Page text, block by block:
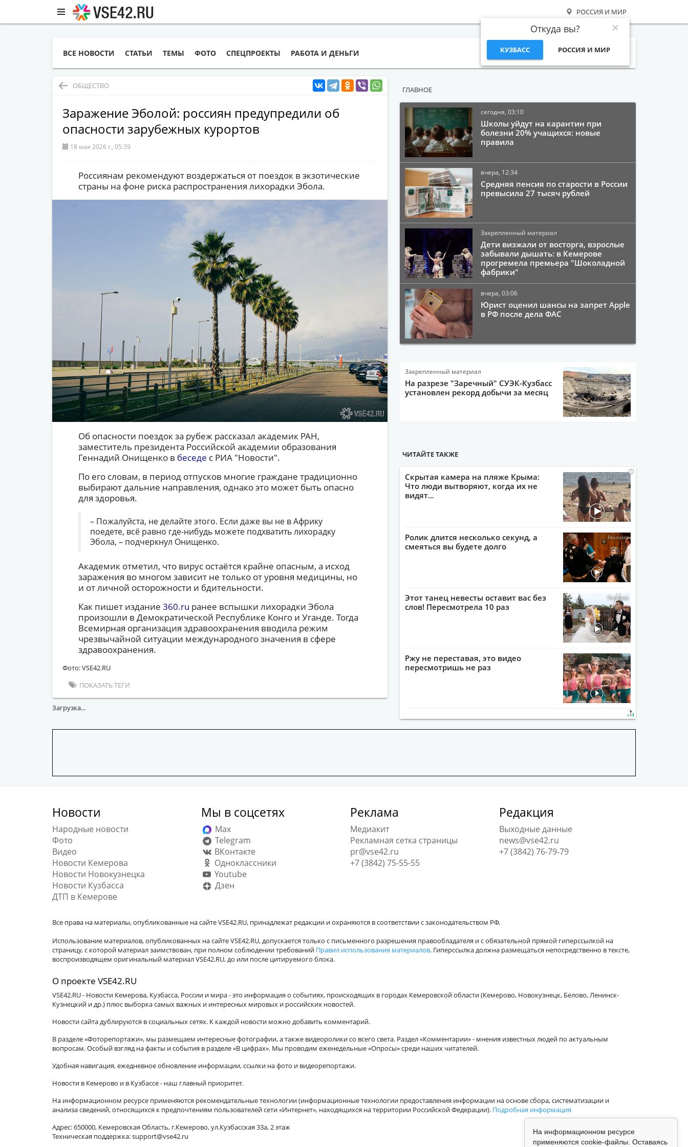
РОССИЯ И МИР
Откуда вы?
КУЗБАСС РОССИЯ И МИР
ВСЕ НОВОСТИ СТАТЬИ ТЕМЫ ФОТО СПЕЦПРОЕКТЫ РАБОТА И ДЕНЬГИ Поиск
ОБЩЕСТВО
Заражение Эболой: россиян предупредили об
опасности зарубежных курортов
18 мая 2026 г., 05:39
Россиянам рекомендуют воздержаться от поездок в экзотические
страны на фоне риска распространения лихорадки Эбола.
Об опасности поездок за рубеж рассказал академик РАН,
заместитель президента Российской академии образования
Геннадий Онищенко в беседе с РИА "Новости".
По его словам, в период отпусков многие граждане традиционно
выбирают дальние направления, однако это может быть опасно
для здоровья.
– Пожалуйста, не делайте этого. Если даже вы не в Африку
поедете, всё равно где-нибудь можете подхватить лихорадку
Эбола, – подчеркнул Онищенко.
Академик отметил, что вирус остаётся крайне опасным, а исход
заражения во многом зависит не только от уровня медицины, но
и от личной осторожности и бдительности.
Как пишет издание 360.ru ранее вспышки лихорадки Эбола
произошли в Демократической Республике Конго и Уганде. Тогда
Всемирная организация здравоохранения вводила режим
чрезвычайной ситуации международного значения в сфере
здравоохранения.
Фото: VSE42.RU
ПОКАЗАТЬ ТЕГИ
Загрузка...
ГЛАВНОЕ
сегодня, 03:10
Школы уйдут на карантин при
болезни 20% учащихся: новые
правила
вчера, 12:34
Средняя пенсия по старости в России
превысила 27 тысяч рублей
Закрепленный материал
Дети визжали от восторга, взрослые
забывали дышать: в Кемерове
прогремела премьера "Шоколадной
фабрики"
вчера, 03:06
Юрист оценил шансы на запрет Apple
в РФ после дела ФАС
Закрепленный материал
На разрезе "Заречный" СУЭК-Кузбасс
установлен рекорд добычи за месяц
ЧИТАЙТЕ ТАКЖЕ
i
Скрытая камера на пляже Крыма:
Что люди вытворяют, когда их не
видят...
i
Ролик длится несколько секунд, а
смеяться вы будете долго
i
Этот танец невесты оставит вас без
слов! Пересмотрела 10 раз
i
Ржу не переставая, это видео
пересмотришь не раз
Новости
Народные новости
Фото
Видео
Новости Кемерова
Новости Новокузнецка
Новости Кузбасса
ДТП в Кемерове
Мы в соцсетях
Max
Telegram
ВКонтакте
Одноклассники
Youtube
Дзен
Реклама
Медиакит
Рекламная сетка страницы
pr@vse42.ru
+7 (3842) 75-55-55
Редакция
Выходные данные
news@vse42.ru
+7 (3842) 76-79-79
Все права на материалы, опубликованные на сайте VSE42.RU, принадлежат редакции и охраняются в соответствии с законодательством РФ.
Использование материалов, опубликованных на сайте VSE42.RU, допускается только с письменного разрешения правообладателя и с обязательной прямой гиперссылкой на
страницу, с которой материал заимствован, при полном соблюдении требований Правил использования материалов. Гиперссылка должна размещаться непосредственно в тексте,
воспроизводящем оригинальный материал VSE42.RU, до или после цитируемого блока.
О проекте VSE42.RU
VSE42.RU - Новости Кемерова, Кузбасса, России и мира - это информация о событиях, происходящих в городах Кемеровской области (Кемерово, Новокузнецк, Белово, Ленинск-
Кузнецкий и др.) плюс выборка самых важных и интересных мировых и российских новостей.
Новости сайта дублируются в социальных сетях. К каждой новости можно добавить комментарий.
В разделе «Фоторепортажи», мы размещаем интересные фотографии, а также видеоролики со всего света. Раздел «Комментарии» - мнения известных людей по актуальным
вопросам. Особый взгляд на факты и события в разделе «В цифрах». Мы проводим еженедельные «Опросы» среди наших читателей.
Удобная навигация, ежедневное обновление информации, ссылки на фото и видеорепортажи.
Новости в Кемерово и в Кузбассе - наш главный приоритет.
На информационном ресурсе применяются рекомендательные технологии (информационные технологии предоставления информации на основе сбора, систематизации и
анализа сведений, относящихся к предпочтениям пользователей сети «Интернет», находящихся на территории Российской Федерации). Подробная информация
Адрес: 650000, Кемеровская Область, г.Кемерово, ул.Кузбасская 33а, 2 этаж
Техническая поддержка: support@vse42.ru
На информационном ресурсе
применяются cookie-файлы. Оставаясь